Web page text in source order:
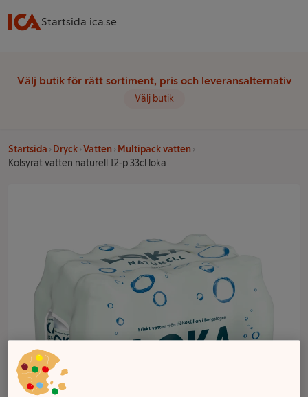
Startsida ica.se
Välj butik för rätt sortiment, pris och leveransalternativ
Välj butik
Startsida Dryck Vatten
Multipack vatten
Kolsyrat vatten naturell 12-p 33cl loka